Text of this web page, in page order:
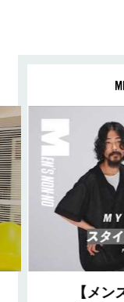
【メ